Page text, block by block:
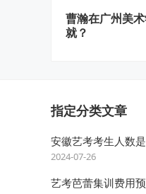
曹瀚在广州美
就？
指定分类文章
安徽艺考考生人数
2024-07-26
艺考芭蕾集训费用